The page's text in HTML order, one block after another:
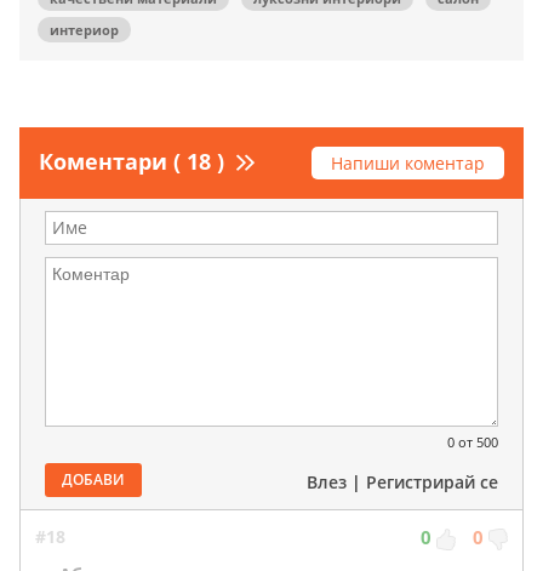
интериор
Коментари ( 18 ) Напиши коментар
0 от 500
ДОБАВИ Влез | Регистрирай се
#18 0 0